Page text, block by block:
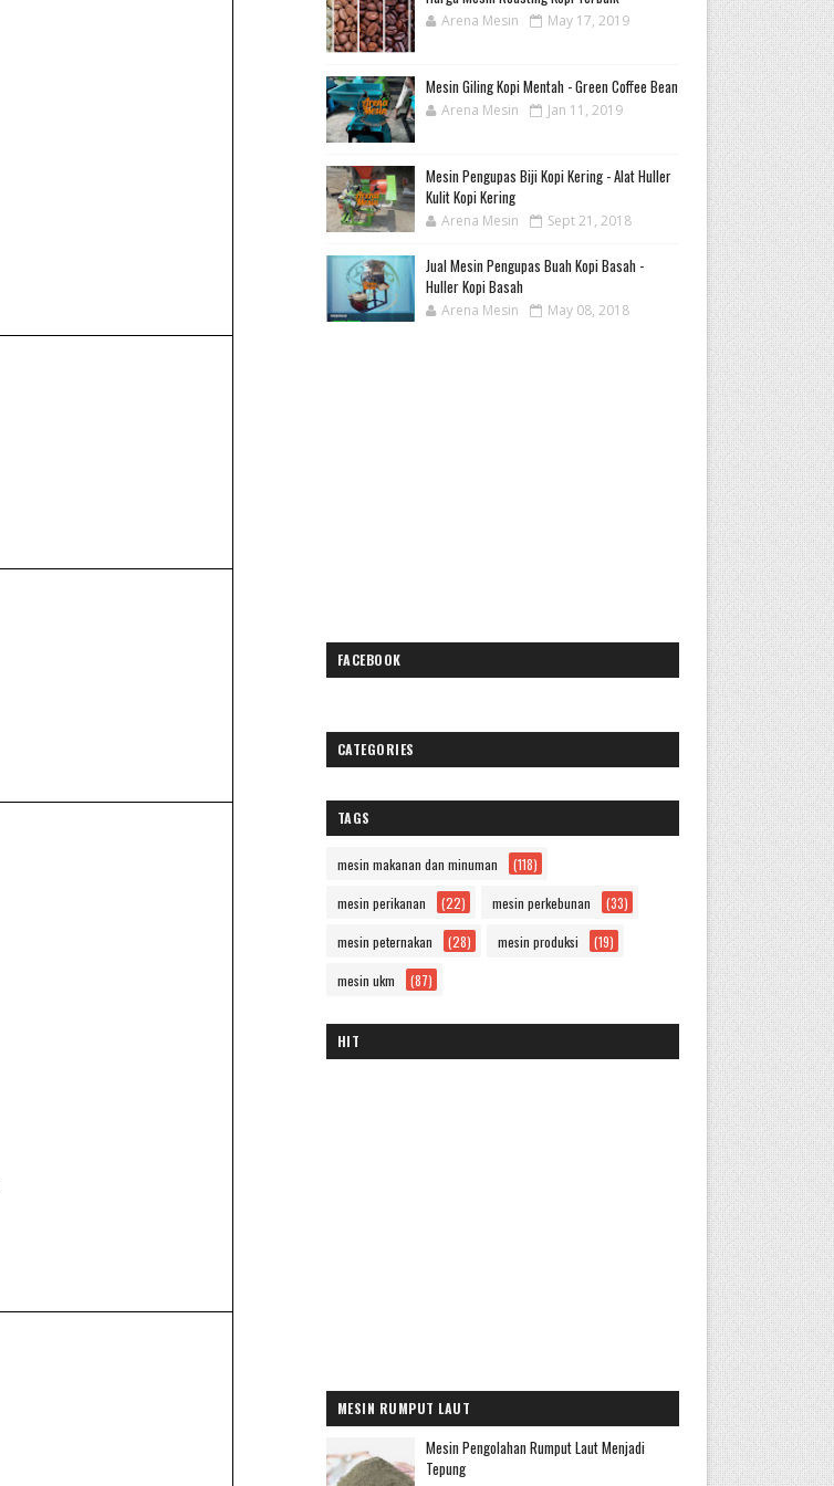
Arena Mesin May 17, 2019
Mesin Giling Kopi Mentah - Green Coffee Bean
Arena Mesin Jan 11, 2019
Mesin Pengupas Biji Kopi Kering - Alat Huller
Kulit Kopi Kering
Arena Mesin Sept 21, 2018
Jual Mesin Pengupas Buah Kopi Basah -
Huller Kopi Basah
Arena Mesin May 08, 2018
FACEBOOK
CATEGORIES
TAGS
mesin makanan dan minuman (118)
mesin perikanan (22) mesin perkebunan (33)
mesin peternakan (28) mesin produksi (19)
mesin ukm (87)
HIT
MESIN RUMPUT LAUT
Mesin Pengolahan Rumput Laut Menjadi
Tepung